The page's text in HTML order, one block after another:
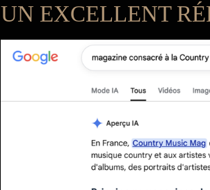
UN EXCELLENT